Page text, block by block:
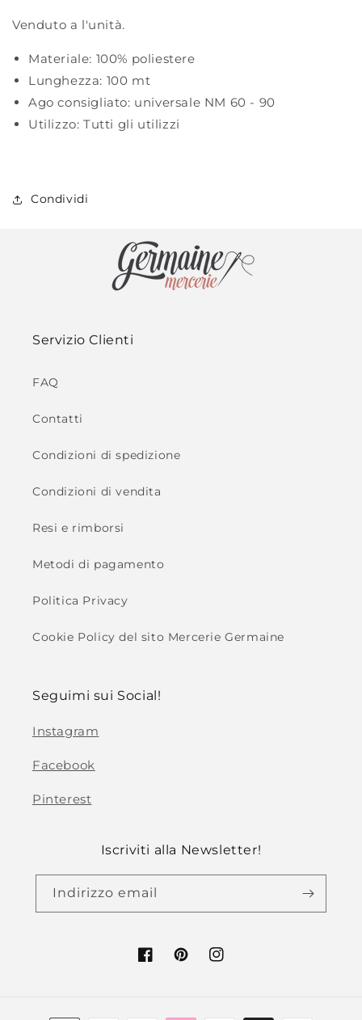
Venduto a l'unità.
Materiale: 100% poliestere
Lunghezza: 100 mt
Ago consigliato: universale NM 60 - 90
Utilizzo: Tutti gli utilizzi
Condividi
Servizio Clienti
FAQ
Contatti
Condizioni di spedizione
Condizioni di vendita
Resi e rimborsi
Metodi di pagamento
Politica Privacy
Cookie Policy del sito Mercerie Germaine
Seguimi sui Social!
Instagram
Facebook
Pinterest
Iscriviti alla Newsletter!
Indirizzo email
FacebookPinterestInstagram